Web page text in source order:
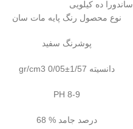
ساندورا ده کیلویی
نوع محصول رنگ پایه مات سان
پوشرنگ سفید
دانسیته 1/57±0/05 gr/cm3
PH 8-9
درصد جامد % 68